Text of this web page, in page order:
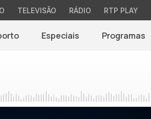
TELEVISÃO RÁDIO RTP PLAY
Especiais Programas